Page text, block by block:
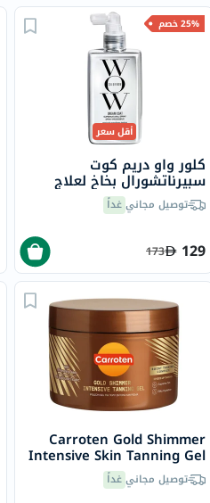
25% خصم
أقل سعر
كلور واو دريم كوت
سبيرناتشورال بخاخ لعلاج
تجعد الشعر، 200 مل
توصيل مجانيغداً
129
173
Carroten Gold Shimmer
Intensive Skin Tanning Gel
150mlتوصيل مجانيغداً